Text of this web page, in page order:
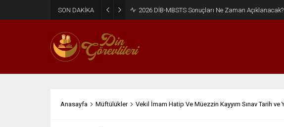
SON DAKİKA 2026 DİB-MBSTS Ne Zaman?
Anasayfa Müftülükler Vekil İmam Hatip Ve Müezzin Kayyım Sınav Tarih ve